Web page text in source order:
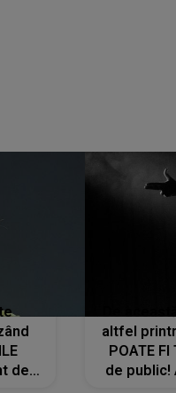
de
altfel
POATE FI
de public!